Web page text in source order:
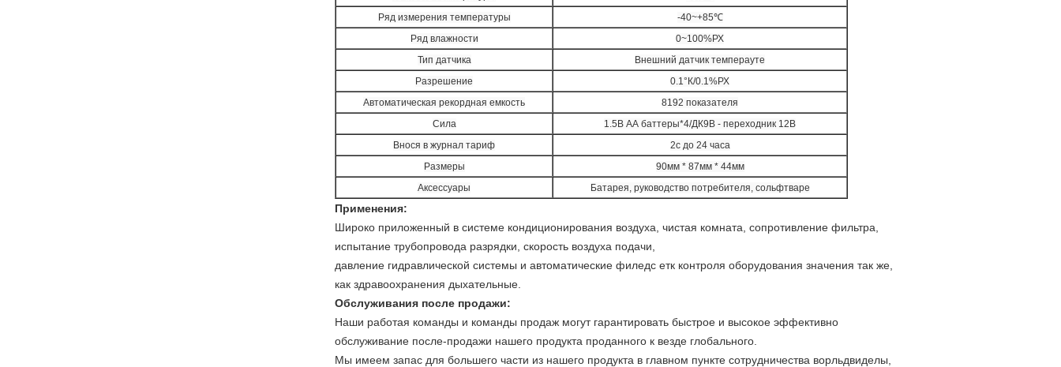
Ряд измерения температуры
-40~+85℃
Ряд влажности
0~100%РХ
Тип датчика
Внешний датчик темперауте
Разрешение
0.1°К/0.1%РХ
Автоматическая рекордная емкость
8192 показателя
Сила
1.5В АА баттеры*4/ДК9В - переходник 12В
Внося в журнал тариф
2с до 24 часа
Размеры
90мм * 87мм * 44мм
Аксессуары
Батарея, руководство потребителя, сольфтваре
Применения:
Широко приложенный в системе кондиционирования воздуха, чистая комната, сопротивление фильтра,
испытание трубопровода разрядки, скорость воздуха подачи,
давление гидравлической системы и автоматические филедс етк контроля оборудования значения так же,
как здравоохранения дыхательные.
Обслуживания после продажи:
Наши работая команды и команды продаж могут гарантировать быстрое и высокое эффективно
обслуживание после-продажи нашего продукта проданного к везде глобального.
Мы имеем запас для большего части из нашего продукта в главном пункте сотрудничества ворльдвиделы,